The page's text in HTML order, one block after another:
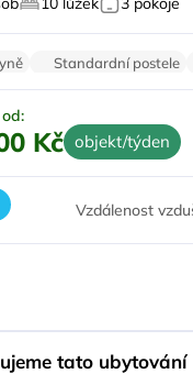
Standardní postele
Parkování zdarma
Kč objekt/týden
Vzdálenost
tato ubytování